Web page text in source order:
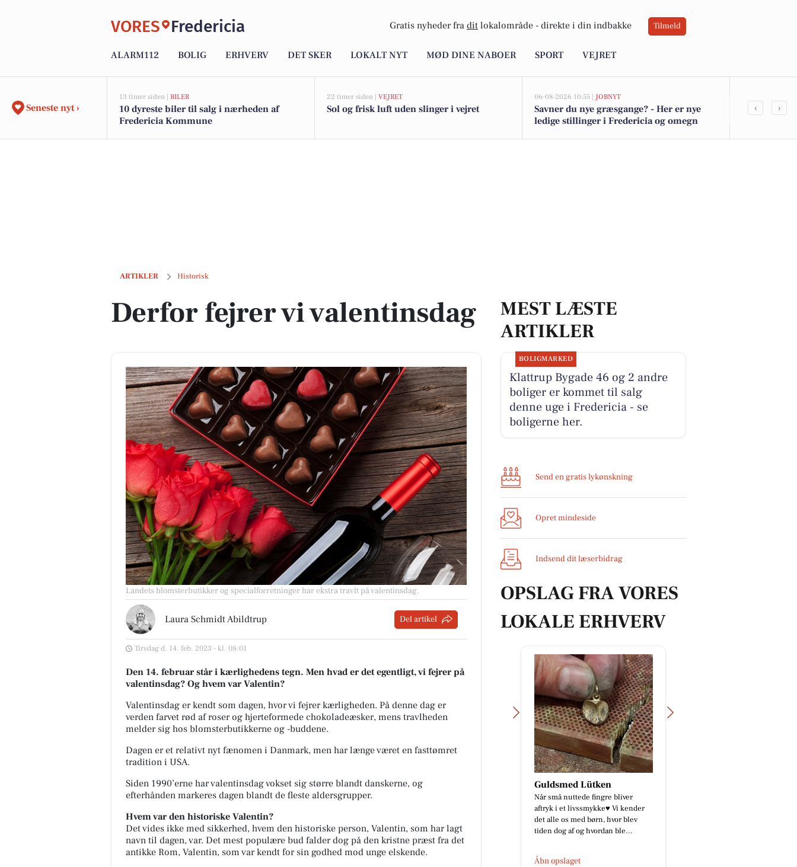
VORES Fredericia Gratis nyheder fra dit lokalområde - direkte i din indbakke Tilmeld
ALARM112 BOLIG ERHVERV DET SKER LOKALT NYT MØD DINE NABOER SPORT VEJRET
Seneste nyt ›
13 timer siden | BILER
10 dyreste biler til salg i nærheden af
Fredericia Kommune
22 timer siden | VEJRET
Sol og frisk luft uden slinger i vejret
06-08-2026 10:55 | JOBNYT
Savner du nye græsgange? - Her er nye
ledige stillinger i Fredericia og omegn
Mads
‹ ›
ARTIKLER Historisk
Derfor fejrer vi valentinsdag
Derfor fejrer vi valentinsdag
Landets blomsterbutikker og specialforretninger har ekstra travlt på valentinsdag.
Laura Schmidt Abildtrup Del artikel
Tirsdag d. 14. feb. 2023 - kl. 08:01
Den 14. februar står i kærlighedens tegn. Men hvad er det egentligt, vi fejrer på
valentinsdag? Og hvem var Valentin?
Valentinsdag er kendt som dagen, hvor vi fejrer kærligheden. På denne dag er
verden farvet rød af roser og hjerteformede chokoladeæsker, mens travlheden
melder sig hos blomsterbutikkerne og -buddene.
Dagen er et relativt nyt fænomen i Danmark, men har længe været en fasttømret
tradition i USA.
Siden 1990’erne har valentinsdag vokset sig større blandt danskerne, og
efterhånden markeres dagen blandt de fleste aldersgrupper.
Hvem var den historiske Valentin?
Det vides ikke med sikkerhed, hvem den historiske person, Valentin, som har lagt
navn til dagen, var. Det mest populære bud falder dog på den kristne præst fra det
antikke Rom, Valentin, som var kendt for sin godhed mod unge elskende.
MEST LÆSTE
ARTIKLER
BOLIGMARKED
Klattrup Bygade 46 og 2 andre
boliger er kommet til salg
denne uge i Fredericia - se
boligerne her.
Send en gratis lykønskning
Opret mindeside
Indsend dit læserbidrag
OPSLAG FRA VORES
LOKALE ERHVERV
USO Fredericia
🤎 PULZ – KLASSISK & SÅ
kunne vise jer dette smukke nye
sæt fra PULZ – et look, der bare har
d...
Guldsmed Lütken
Når små nuttede fingre bliver
tiden dog af og hvordan ble...
Åbn opslaget
FREDERICIA VINHANDEL
😍😍Fødselsdags tilbud 😍😍 Da
der er flere der var på ferie på
Henriks fødselsdag, og ikke havde
mulighed for at deltage i f...
Åbn opslaget